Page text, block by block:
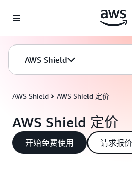
AWS Shield
AWS Shield AWS Shield 定价
AWS Shield 定价
开始免费使用 请求报价